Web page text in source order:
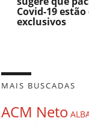
Covid-19
exclusivos
MAIS BUSCADAS
ACM Neto